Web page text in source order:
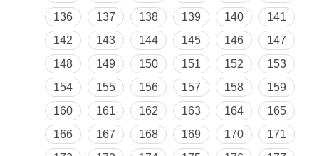
136
137 138 139 140
141
142
143 144 145 146
147
148
149 150 151 152
153
154
155 156 157 158
159
160
161 162 163 164
165
166
167 168 169 170
171